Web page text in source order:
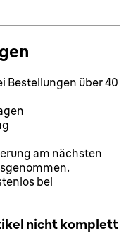
Bestellungen über 40
am nächsten
bei
nicht komplett